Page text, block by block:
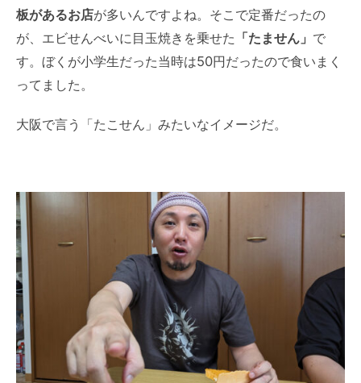
板があるお店が多いんですよね。そこで定番だったの
が、エビせんべいに目玉焼きを乗せた 「たません」 で
す。ぼくが小学生だった当時は50円だったので食いまく
ってました。
大阪で言う「たこせん」みたいなイメージだ。